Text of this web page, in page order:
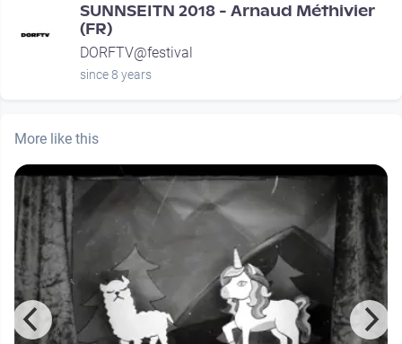
SUNNSEITN 2018 - Arnaud Méthivier
(FR)
DORFTV@festival
since 8 years
More like this